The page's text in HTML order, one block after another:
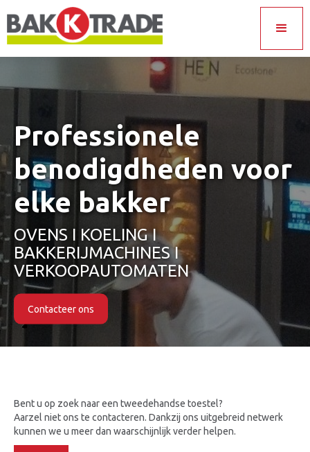
Professionele
benodigdheden voor
elke bakker
OVENS I KOELING I
BAKKERIJMACHINES I
VERKOOPAUTOMATEN
Contacteer ons
Bent u op zoek naar een tweedehandse toestel?
Aarzel niet ons te contacteren. Dankzij ons uitgebreid netwerk
kunnen we u meer dan waarschijnlijk verder helpen.